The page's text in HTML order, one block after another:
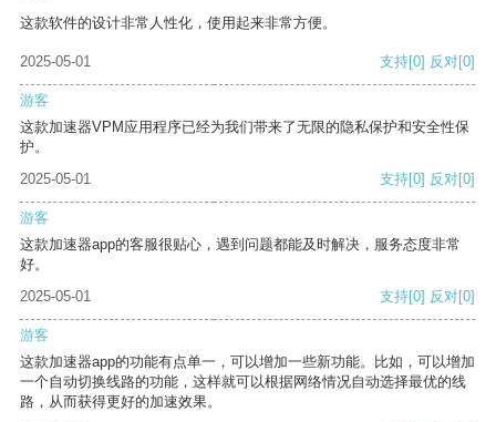
这款软件的设计非常人性化，使用起来非常方便。
2025-05-01 支持[0] 反对[0]
游客
这款加速器VPM应用程序已经为我们带来了无限的隐私保护和安全性保
护。
2025-05-01
支持[0] 反对[0]
游客
这款加速器app的客服很贴心，遇到问题都能及时解决，服务态度非常
好。
2025-05-01
支持[0] 反对[0]
游客
这款加速器app的功能有点单一，可以增加一些新功能。比如，可以增加
一个自动切换线路的功能，这样就可以根据网络情况自动选择最优的线
路，从而获得更好的加速效果。